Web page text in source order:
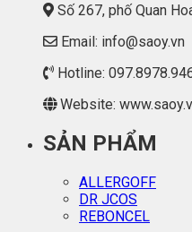
Số 267, phố Quan
Email: info@saoy.vn
Hotline:
Website:
SẢN PHẨM
ALLERGOFF
DR JCOS
REBONCEL